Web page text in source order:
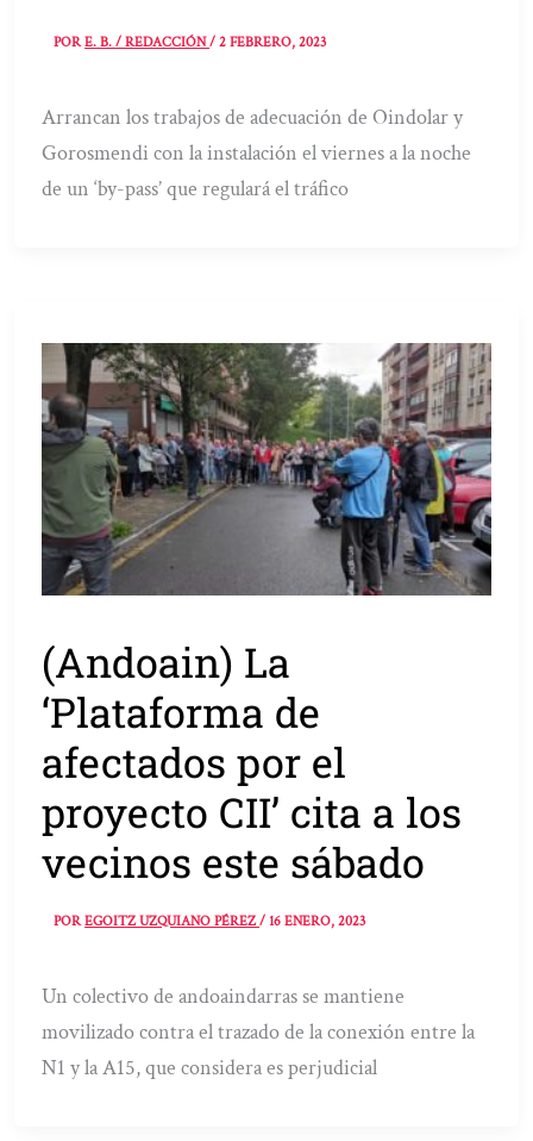
PORE. B. / REDACCIÓN/2 FEBRERO, 2023
Arrancan los trabajos de adecuación de Oindolar y
Gorosmendi con la instalación el viernes a la noche
de un ‘by-pass’ que regulará el tráfico
(Andoain) La
‘Plataforma de
afectados por el
proyecto CII’ cita a los
vecinos este sábado
POREGOITZ UZQUIANO PÉREZ/16 ENERO, 2023
Un colectivo de andoaindarras se mantiene
movilizado contra el trazado de la conexión entre la
N1 y la A15, que considera es perjudicial